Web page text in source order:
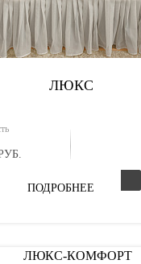
ЛЮКС
ПОДРОБНЕЕ